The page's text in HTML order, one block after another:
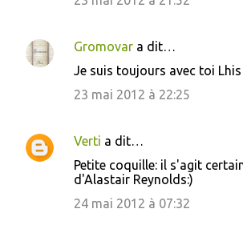
Gromovar a dit…
Je suis toujours avec toi Lhis
23 mai 2012 à 22:25
Verti a dit…
Petite coquille: il s'agit
d'Alastair Reynolds:)
24 mai 2012 à 07:32